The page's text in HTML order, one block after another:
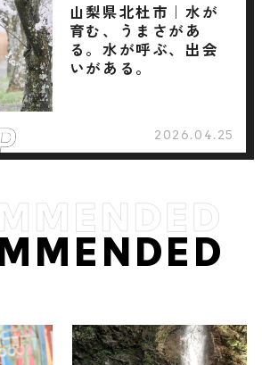
山梨県北杜市｜水が
育む、うまさがあ
る。水が呼ぶ、出会
いがある。
2026.04.25